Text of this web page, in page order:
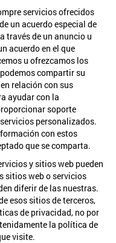
servicios ofrecidos
un acuerdo especial de
través de un anuncio u
acuerdo en el que
u ofrezcamos los
compartir su
relación con sus
ayudar con la
soporte
personalizados.
con estos
que se comparta.
y sitios web pueden
sitios web o servicios
diferir de las nuestras.
esos sitios de terceros,
de privacidad, no por
la política de
visite.